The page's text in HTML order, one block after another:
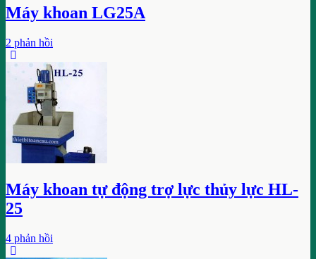
Máy khoan LG25A
2 phản hồi
Máy khoan tự động trợ lực thủy lực HL-
25
4 phản hồi